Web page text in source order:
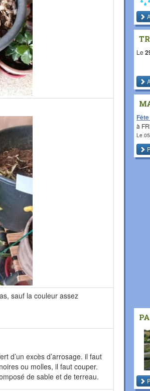
sauf la couleur assez
d’un excès d’arrosage. il faut
ou molles, il faut couper.
de sable et de terreau.
Le
à
Le